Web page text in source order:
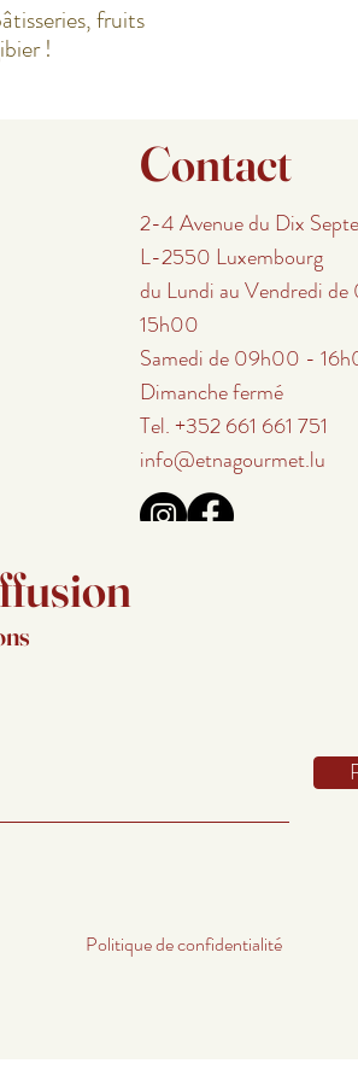
fruits
!
Contact
2-4 Avenue du Dix
L-2550 Luxembourg
du Lundi au Vendredi
15h00
Samedi de 09h00 -
Dimanche fermé
Tel. +352 661 661 751
info@etnagourmet.lu
Politique de confidentialité